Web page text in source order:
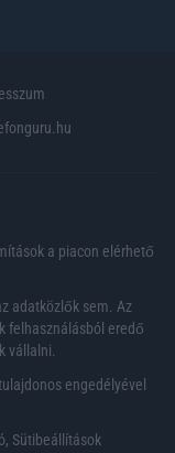
a piacon elérhető
adatközlők sem. Az
felhasználásból eredő
vállalni.
engedélyével
, Sütibeállítások